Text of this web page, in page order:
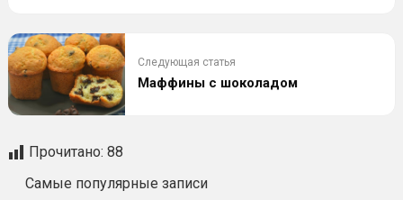
Следующая статья
Маффины с шоколадом
Прочитано: 88
Самые популярные записи